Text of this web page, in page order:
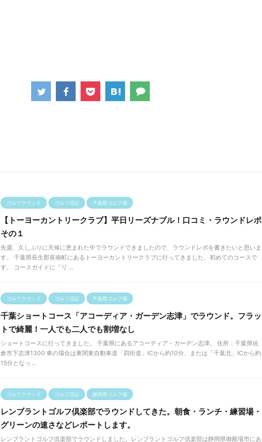
ゴルフラウンド ゴルフ日記 千葉県ゴルフ場
【トーヨーカントリークラブ】平日リーズナブル！口コミ・ラウンドレポ
その１
先週、久しぶりに天候に恵まれた中でラウンドできましたので、ラウンドレポを書きたいと思いま
す。 千葉県長生郡長南町にあるトーヨーカントリークラブに行ってきました。初めてのコースで
す。 コースガイドに「リ ...
ゴルフラウンド ゴルフ日記 千葉県ゴルフ場
千葉ショートコース「アコーディア・ガーデン志津」でラウンド。フラッ
トで綺麗！一人でも二人でも割増なし
ショートコースに行ってきました。 千葉県にあるアコーディア・ガーデン志津。 住所：千葉県佐
倉市下志津1300 車の場合は東関東自動車道「四街道」ICから約10分、または「千葉北」ICから約
15分となっ ...
ゴルフラウンド ゴルフ日記 静岡県ゴルフ場
レンブラントゴルフ倶楽部でラウンドしてきた。朝食・ランチ・練習場・
グリーンの速さなどレポートします。
レンブラントゴルフ倶楽部でラウンドしました。レンブラントゴルフ倶楽部は静岡県御殿場市にあ